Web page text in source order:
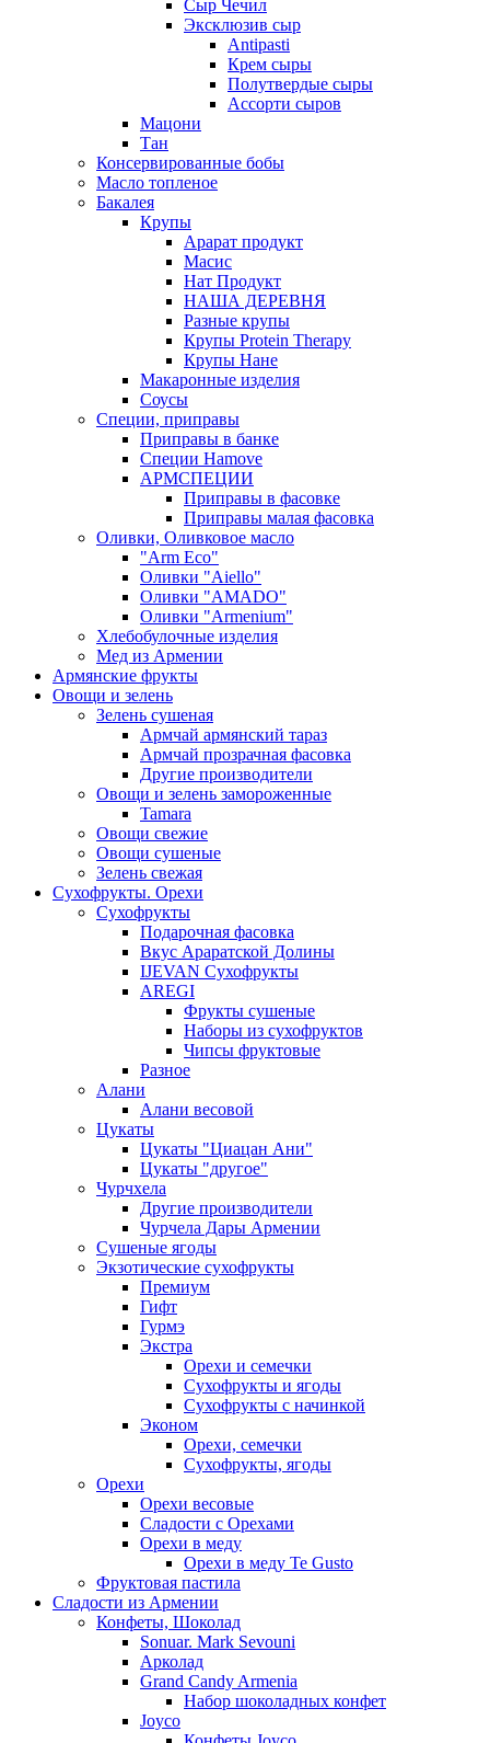
Сыр Чечил
Эксклюзив сыр
Antipasti
Крем сыры
Полутвердые сыры
Ассорти сыров
Мацони
Тан
Консервированные бобы
Масло топленое
Бакалея
Крупы
Арарат продукт
Масис
Нат Продукт
НАША ДЕРЕВНЯ
Разные крупы
Крупы Protein Therapy
Крупы Нане
Макаронные изделия
Соусы
Специи, приправы
Приправы в банке
Специи Hamove
АРМСПЕЦИИ
Приправы в фасовке
Приправы малая фасовка
Оливки, Оливковое масло
"Arm Eco"
Оливки "Aiello"
Оливки "AMADO"
Оливки "Armenium"
Хлебобулочные изделия
Мед из Армении
Армянские фрукты
Овощи и зелень
Зелень сушеная
Армчай армянский тараз
Армчай прозрачная фасовка
Другие производители
Овощи и зелень замороженные
Tamara
Овощи свежие
Овощи сушеные
Зелень свежая
Сухофрукты. Орехи
Сухофрукты
Подарочная фасовка
Вкус Араратской Долины
IJEVAN Сухофрукты
AREGI
Фрукты сушеные
Наборы из сухофруктов
Чипсы фруктовые
Разное
Алани
Алани весовой
Цукаты
Цукаты "Циацан Ани"
Цукаты "другое"
Чурчхела
Другие производители
Чурчела Дары Армении
Сушеные ягоды
Экзотические сухофрукты
Премиум
Гифт
Гурмэ
Экстра
Орехи и семечки
Сухофрукты и ягоды
Сухофрукты с начинкой
Эконом
Орехи, семечки
Сухофрукты, ягоды
Орехи
Орехи весовые
Сладости с Орехами
Орехи в меду
Орехи в меду Te Gusto
Фруктовая пастила
Сладости из Армении
Конфеты, Шоколад
Sonuar. Mark Sevouni
Арколад
Grand Candy Armenia
Набор шоколадных конфет
Joyco